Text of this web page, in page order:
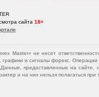
сайта 18+
Master» не несет
графики и сигналы форекс.
предоставленные на
и на них нельзя полагаться при